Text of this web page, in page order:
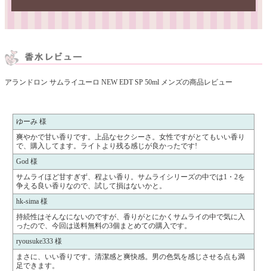
アランドロン サムライユーロ NEW EDT SP 50ml メンズの商品レビュー
ゆーみ 様
爽やかで甘い香りです。上品なセクシーさ。女性ですがとてもいい香り
で、購入してます。ライトより残る感じが良かったです!
God 様
サムライほど甘すぎず、程よい香り。サムライシリーズの中では1・2を
争える良い香りなので、試して損はないかと。
hk-sima 様
持続性はそんなにないのですが、香りがとにかくサムライの中で気に入
ったので、今回は送料無料の3個まとめての購入です。
ryousuke333 様
まさに、いい香りです。清潔感と爽快感。男の色気を感じさせる点も満
足できます。